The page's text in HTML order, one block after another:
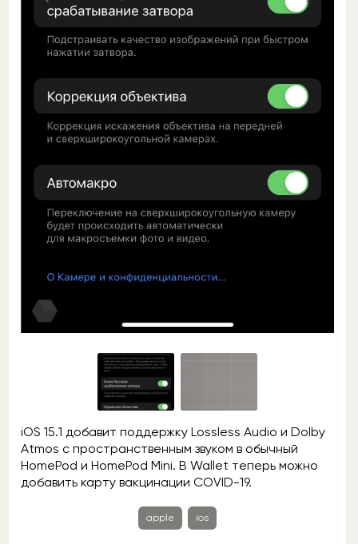
iOS 15.1 добавит поддержку Lossless Audio и Dolby
Atmos с пространственным звуком в обычный
HomePod и HomePod Mini. В Wallet теперь можно
добавить карту вакцинации COVID-19.
apple ios